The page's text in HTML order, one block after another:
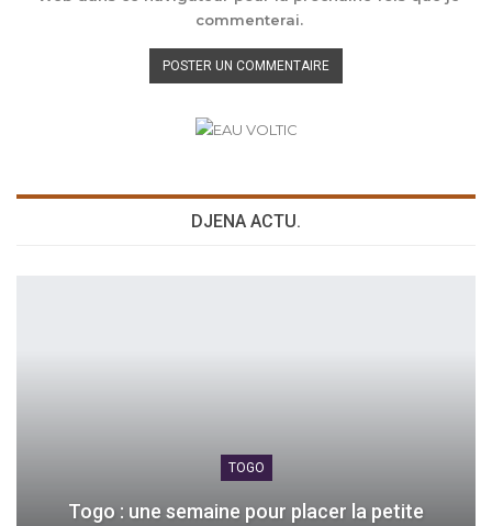
commenterai.
DJENA ACTU.
TOGO
Togo : une semaine pour placer la petite